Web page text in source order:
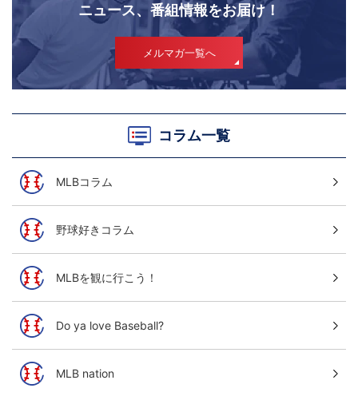
ニュース、番組情報をお届け！
メルマガ一覧へ
コラム一覧
MLBコラム
野球好きコラム
MLBを観に行こう！
Do ya love Baseball?
MLB nation